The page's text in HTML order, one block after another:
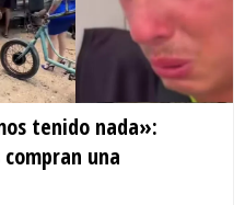
tenido nada»:
una